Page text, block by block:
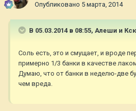
Опубликовано 5 марта, 2014
В 05.03.2014 в 08:55, Алеши и
Соль есть, это и смущает, и вроде
примерно 1/3 банки в качестве
Думаю, что от банки в неделю-две
чем вреда.